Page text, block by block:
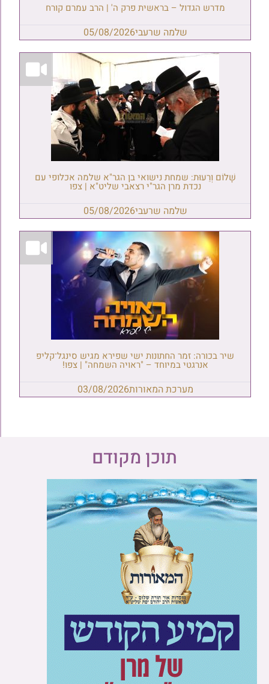
מדרש הגדול – בראשית פרק ה' | הרב עמרם קורח
שלמה שרעבי05/08/2026
שָׁלוֹם וְרֵעוּת: שמחת נישואי בן הגר"א שלמה אכלופי עם
נכדת מרן הגר"י רצאבי שליט"א | צפו
שלמה שרעבי05/08/2026
שיר בכורה: זמר החתונות ישי שפירא מגיש סינגל־קליפ
אנרגטי במיוחד – "ראויה השמחה" | צפו!
מערכת המאורות03/08/2026
תוכן מקודם